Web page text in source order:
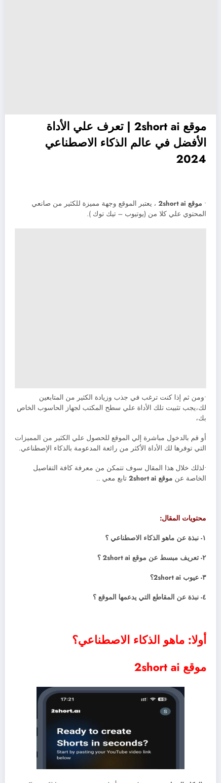
موقع 2short ai | تعرف علي الأداة
الأفضل في عالم الذكاء الاصطناعي
2024
• موقع 2short ai
، يعتبر الموقع وجهة مميزة للكثير من صانعي
المحتوي علي كلا من (يوتيوب – تيك توك ).
•ومن ثم إذا كنت ترغب في جذب وزيادة الكثير من المتابعين
لك،يجب تثبيت تلك الأداة علي سطح المكتب لجهاز الحاسوب الخاص
بك،
أو قم بالدخول مباشرة إلي الموقع للحصول علي الكثير من المميزات
التي توفرها لك الأداة الأكثر من رائعة المدعومة بالذكاء الإصطناعي.
•لذلك خلال هذا المقال سوف تتمكن من معرفة كافة التفاصيل
الخاصة عن موقع 2short ai تابع معي ..
محتويات المقال:
١- نبذة عن ماهو الذكاء الاصطناعي ؟
٢- تعريف مبسط عن موقع 2short ai ؟
٣- عيوب 2short ai؟
٤- نبذة عن المقاطع التي يدعمها الموقع ؟
أولا: ماهو الذكاء الاصطناعي؟
موقع 2short ai